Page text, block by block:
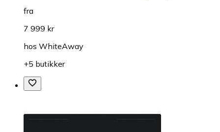
fra
7 999 kr
hos WhiteAway
+5 butikker